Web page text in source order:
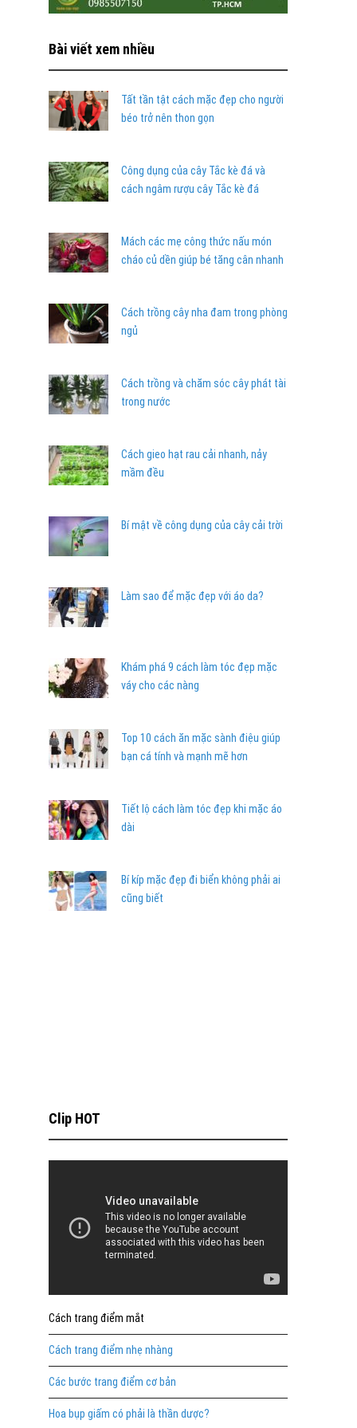
Bài viết xem nhiều
Tất tần tật cách mặc đẹp cho người
béo trở nên thon gọn
Công dụng của cây Tắc kè đá và
cách ngâm rượu cây Tắc kè đá
Mách các mẹ công thức nấu món
cháo củ dền giúp bé tăng cân nhanh
Cách trồng cây nha đam trong phòng
ngủ
Cách trồng và chăm sóc cây phát tài
trong nước
Cách gieo hạt rau cải nhanh, nảy
mầm đều
Bí mật về công dụng của cây cải trời
Làm sao để mặc đẹp với áo da?
Khám phá 9 cách làm tóc đẹp mặc
váy cho các nàng
Top 10 cách ăn mặc sành điệu giúp
bạn cá tính và mạnh mẽ hơn
Tiết lộ cách làm tóc đẹp khi mặc áo
dài
Bí kíp mặc đẹp đi biển không phải ai
cũng biết
Clip HOT
Cách trang điểm mắt
Cách trang điểm nhẹ nhàng
Các bước trang điểm cơ bản
Hoa bụp giấm có phải là thần dược?